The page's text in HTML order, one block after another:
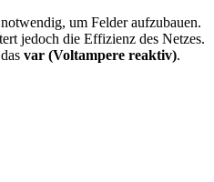
um Felder aufzubauen.
jedoch die Effizienz des Netzes.
var (Voltampere reaktiv).